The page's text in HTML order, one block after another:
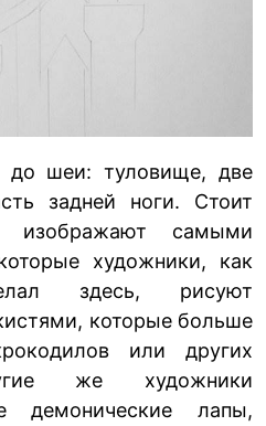
шеи: туловище, две
задней ноги. Стоит
изображают самыми
художники, как
здесь, рисуют
которые больше
или других
же художники
демонические лапы,